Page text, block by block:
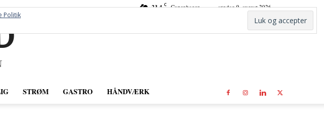
23.4 C Copenhagen søndag 9. august 2026
STRØM GASTRO HÅNDVÆRK
Politik